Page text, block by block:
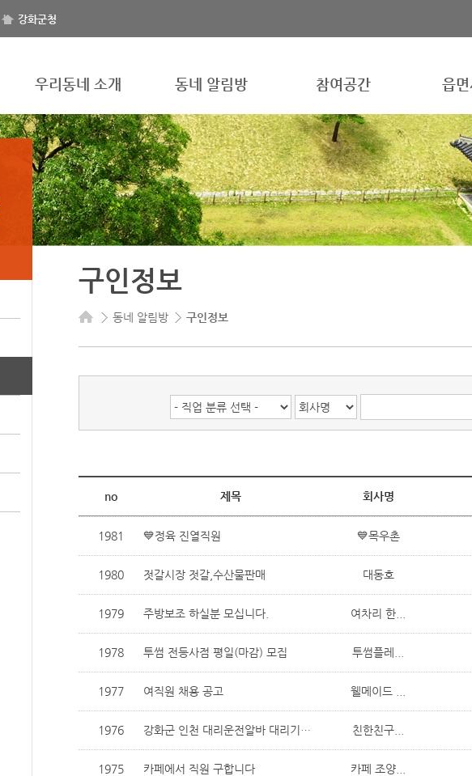
강화군청
우리동네 소개 동네 알림방 참여공간 읍
구인정보
동네 알림방 구인정보
no 제목 회사명
1981 💙정육 진열직원 💙목우촌
1980 젓갈시장 젓갈,수산물판매 대동호
1979 주방보조 하실분 모십니다. 여차리 한...
1978 투썸 전등사점 평일(마감) 모집 투썸플레...
1977 여직원 채용 공고 웰메이드 ...
1976 강화군 인천 대리운전알바 대리기사모집 탁송기사 모집 친한친구...
1975 카페에서 직원 구합니다 카페 조양...